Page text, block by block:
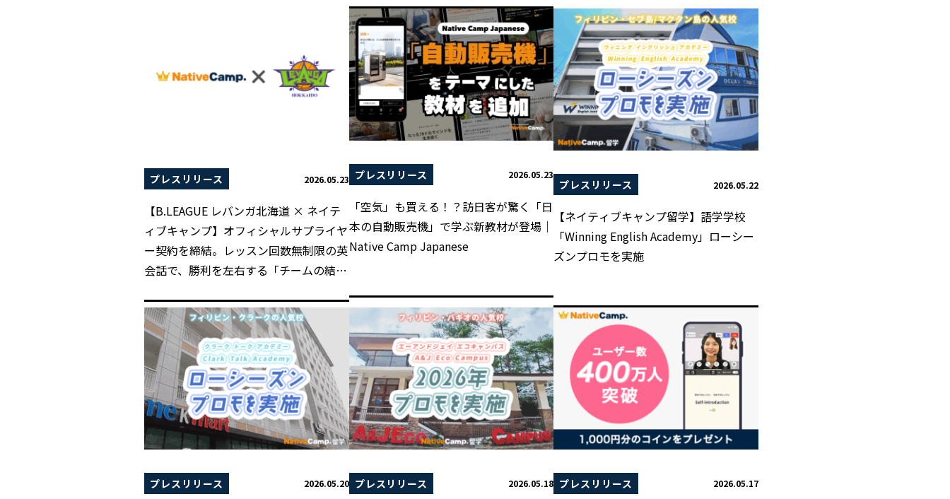
プレスリリース 2026.05.23
【B.LEAGUE レバンガ北海道 × ネイテ
ィブキャンプ】オフィシャルサプライヤ
ー契約を締結。レッスン回数無制限の英
会話で、勝利を左右する「チームの結束
プレスリリース 2026.05.23
「空気」も買える！？訪日客が驚く「日
本の自動販売機」で学ぶ新教材が登場｜
Native Camp Japanese
プレスリリース 2026.05.22
【ネイティブキャンプ留学】語学学校
「Winning English Academy」ローシー
ズンプロモを実施
プレスリリース 2026.05.20 プレスリリース 2026.05.18 プレスリリース 2026.05.17